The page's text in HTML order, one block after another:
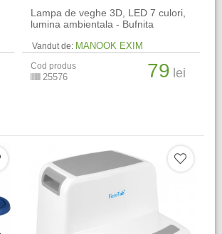
Lampa de veghe 3D, LED 7 culori,
lumina ambientala - Bufnita
Vandut de: MANOOK EXIM
Cod produs
25576 79 lei